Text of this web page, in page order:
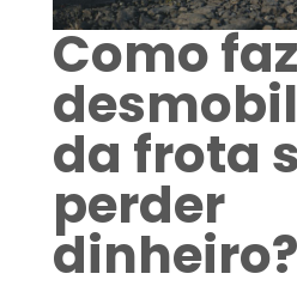
Como
da frota
perder
dinheiro?